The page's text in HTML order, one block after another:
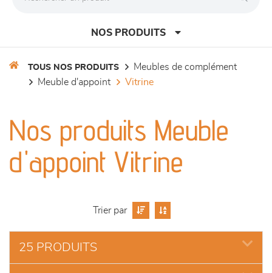
NOS PRODUITS
séjours
meubles de complément
literie
décoration
TOUS NOS PRODUITS
meubles de complément
meuble d'appoint
vitrine
Nos produits Meuble
d'appoint Vitrine
Trier par
25 PRODUITS